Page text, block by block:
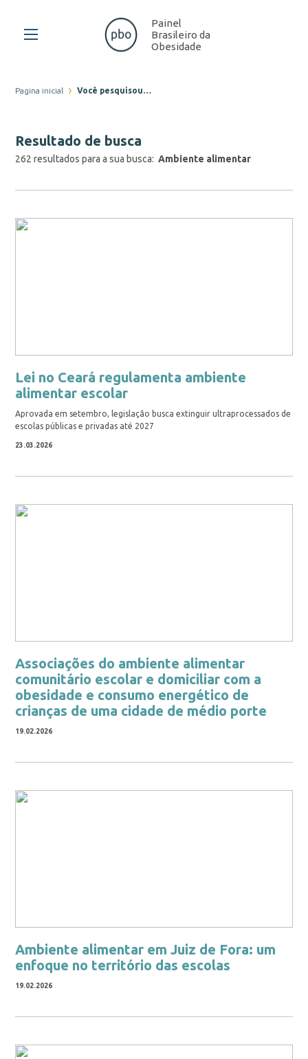
Painel
Brasileiro da
Obesidade
Pagina inicial Você pesquisou…
Resultado de busca
262 resultados para a sua busca:Ambiente alimentar
Lei no Ceará regulamenta ambiente
alimentar escolar
Aprovada em setembro, legislação busca extinguir ultraprocessados de
escolas públicas e privadas até 2027
23.03.2026
Associações do ambiente alimentar
comunitário escolar e domiciliar com a
obesidade e consumo energético de
crianças de uma cidade de médio porte
19.02.2026
Ambiente alimentar em Juiz de Fora: um
enfoque no território das escolas
19.02.2026